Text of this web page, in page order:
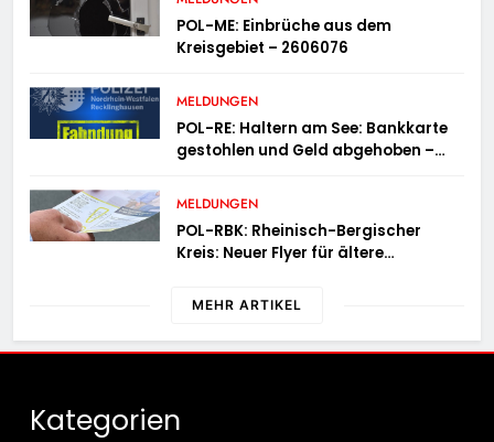
POL-ME: Einbrüche aus dem
Kreisgebiet – 2606076
MELDUNGEN
POL-RE: Haltern am See: Bankkarte
gestohlen und Geld abgehoben –
MELDUNGEN
POL-RBK: Rheinisch-Bergischer
Kreis: Neuer Flyer für ältere
MEHR ARTIKEL
Kategorien